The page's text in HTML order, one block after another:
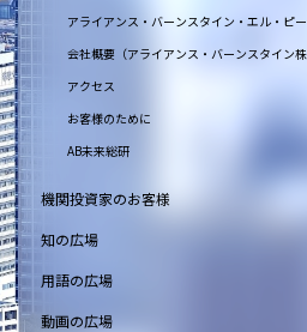
アライアンス・バーンスタイン・エル・ピ
会社概要（アライアンス・バーンスタイン株
アクセス
お客様のために
AB未来総研
機関投資家のお客様
知の広場
用語の広場
動画の広場